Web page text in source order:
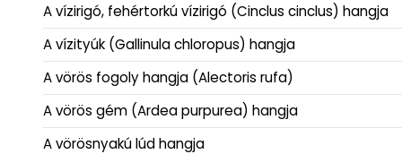
A vízirigó, fehértorkú vízirigó (Cinclus cinclus) hangja
A vízityúk (Gallinula chloropus) hangja
A vörös fogoly hangja (Alectoris rufa)
A vörös gém (Ardea purpurea) hangja
A vörösnyakú lúd hangja